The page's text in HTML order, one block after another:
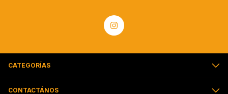
CATEGORÍAS
CONTACTÁNOS